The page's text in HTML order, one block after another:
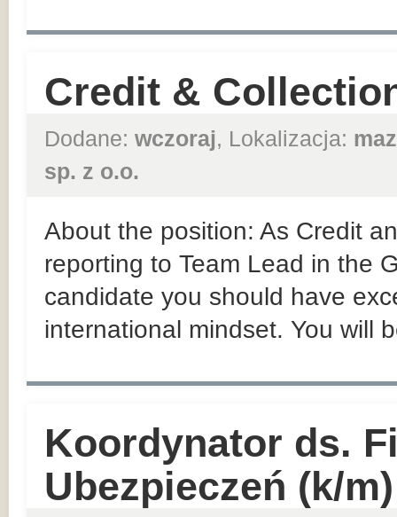
Credit &
Dodane: wczoraj, Lokalizacja:
sp. z o.o.
About the position: As Credit
reporting to Team Lead in the
candidate you should have
international mindset. You will
Koordynator ds.
Ubezpieczeń (k/m)